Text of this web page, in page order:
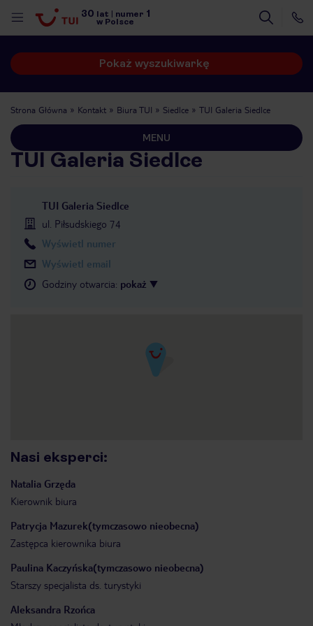
30 lat numer 1
w Polsce
Pokaż wyszukiwarkę
Strona Główna Kontakt Biura TUI Siedlce TUI Galeria Siedlce
MENU
TUI Galeria Siedlce
TUI Galeria Siedlce
ul. Piłsudskiego 74
Wyświetl numer
Wyświetl email
Godziny otwarcia: pokaż
Nasi eksperci:
Natalia Grzęda
Kierownik biura
Patrycja Mazurek(tymczasowo nieobecna)
Zastępca kierownika biura
Paulina Kaczyńska(tymczasowo nieobecna)
Starszy specjalista ds. turystyki
Aleksandra Rzońca